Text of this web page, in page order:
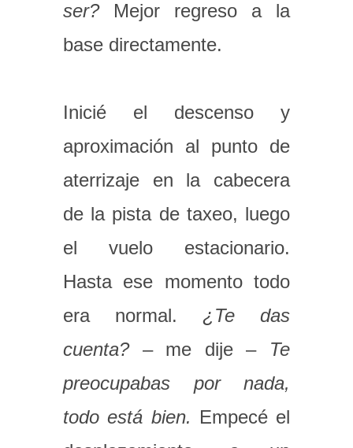
ser?Mejor regreso a la
base directamente.
Inicié el descenso y
aproximación al punto de
aterrizaje en la cabecera
de la pista de taxeo, luego
el vuelo estacionario.
Hasta ese momento todo
era normal. ¿Te das
cuenta?– me dije – Te
preocupabas por nada,
todo está bien. Empecé el